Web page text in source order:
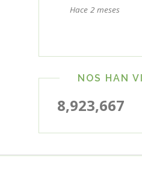
Hace 2 meses
NOS HAN
8,923,667